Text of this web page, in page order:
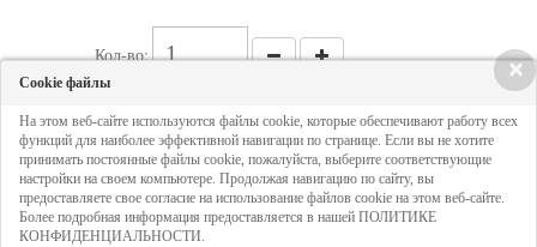
Кол-во:
Цена - по запросу
ДОБАВИТЬ В КОРЗИНУ
×
Cookie файлы
На этом веб-сайте используются файлы cookie, которые обеспечивают работу всех
функций для наиболее эффективной навигации по странице. Если вы не хотите
принимать постоянные файлы cookie, пожалуйста, выберите соответствующие
настройки на своем компьютере. Продолжая навигацию по сайту, вы
предоставляете свое согласие на использование файлов cookie на этом веб-сайте.
Более подробная информация предоставляется в нашей ПОЛИТИКЕ
КОНФИДЕНЦИАЛЬНОСТИ.